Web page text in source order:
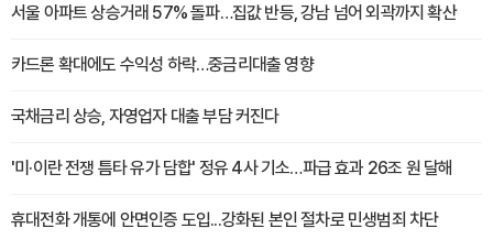
서울 아파트 상승거래 57% 돌파…집값 반등, 강남 넘어 외곽까지 확산
카드론 확대에도 수익성 하락…중금리대출 영향
국채금리 상승, 자영업자 대출 부담 커진다
'미·이란 전쟁 틈타 유가 담합' 정유 4사 기소…파급 효과 26조 원 달해
휴대전화 개통에 안면인증 도입...강화된 본인 절차로 민생범죄 차단